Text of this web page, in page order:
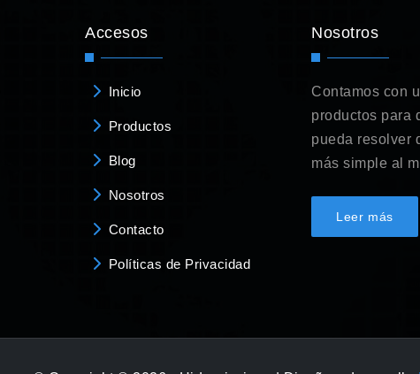
Accesos
Inicio
Productos
Blog
Nosotros
Contacto
Políticas de Privacidad
Nosotros
Contamos con
productos para
pueda resolver
más simple al
Leer más